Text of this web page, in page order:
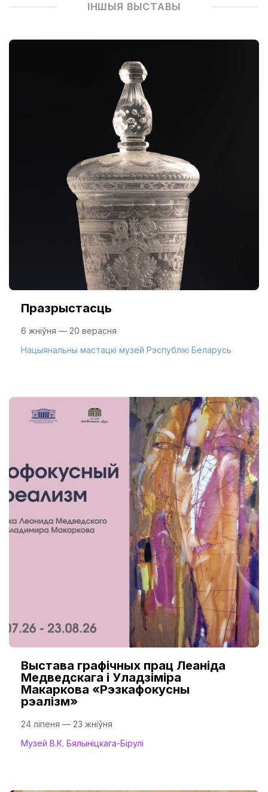
ІНШЫЯ ВЫСТАВЫ
Празрыстасць
6 жніўня — 20 верасня
Нацыянальны мастацкі музей Рэспублікі Беларусь
Выстава графічных прац Леаніда
Медведскага і Уладзіміра
Макаркова «Рэзкафокусны
рэалізм»
24 ліпеня — 23 жніўня
Музей В.К. Бялыніцкага-Бірулі